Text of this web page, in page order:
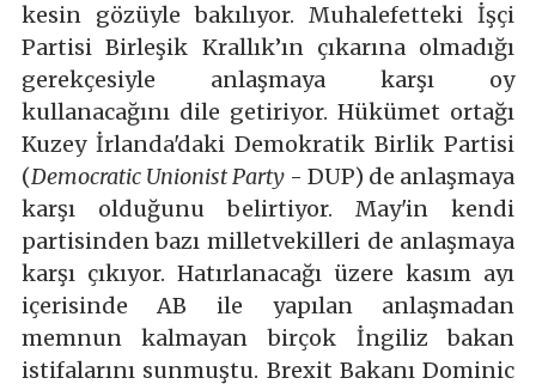
kesin gözüyle bakılıyor. Muhalefetteki İşçi
Partisi Birleşik Krallık’ın çıkarına olmadığı
gerekçesiyle anlaşmaya karşı oy
kullanacağını dile getiriyor. Hükümet ortağı
Kuzey İrlanda'daki Demokratik Birlik Partisi
(Democratic Unionist Party- DUP) de anlaşmaya
karşı olduğunu belirtiyor. May'in kendi
partisinden bazı milletvekilleri de anlaşmaya
karşı çıkıyor. Hatırlanacağı üzere kasım ayı
içerisinde AB ile yapılan anlaşmadan
memnun kalmayan birçok İngiliz bakan
istifalarını sunmuştu. Brexit Bakanı Dominic